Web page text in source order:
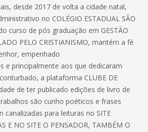
desde 2017 de volta a cidade natal,
no COLÉGIO ESTADUAL SÃO
curso de pós graduação em GESTÃO
PELO CRISTIANISMO, mantém a fé
empenhado
e principalmente aos que dedicaram
a plataforma CLUBE DE
de ter publicado edições de livro de
são cunho poéticos e frases
canalizadas para leituras no SITE
E NO SITE O PENSADOR, TAMBÉM O